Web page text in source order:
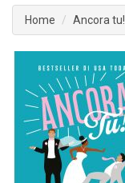
Home Ancora tu!